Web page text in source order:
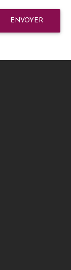
ENVOYER